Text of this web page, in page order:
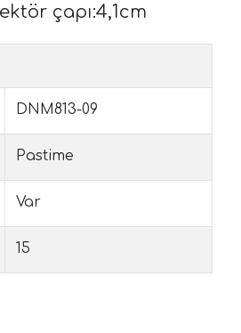
çapı:4,1cm
DNM813-09
Pastime
Var
15